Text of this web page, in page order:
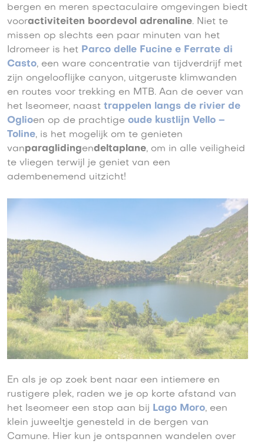
bergen en meren spectaculaire omgevingen biedt
vooractiviteiten boordevol adrenaline. Niet te
missen op slechts een paar minuten van het
Idromeer is het Parco delle Fucine e Ferrate di
Casto, een ware concentratie van tijdverdrijf met
zijn ongelooflijke canyon, uitgeruste klimwanden
en routes voor trekking en MTB. Aan de oever van
het Iseomeer, naast trappelen langs de rivier de
Oglioen op de prachtige oude kustlijn Vello –
Toline, is het mogelijk om te genieten
vanparaglidingendeltaplane, om in alle veiligheid
te vliegen terwijl je geniet van een
adembenemend uitzicht!
En als je op zoek bent naar een intiemere en
rustigere plek, raden we je op korte afstand van
het Iseomeer een stop aan bij
Lago Moro, een
klein juweeltje genesteld in de bergen van
Camune. Hier kun je ontspannen wandelen over